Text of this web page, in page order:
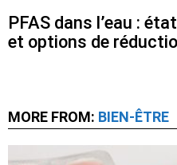
PFAS dans l’eau :
et options de
MORE FROM: BIEN-ÊTRE